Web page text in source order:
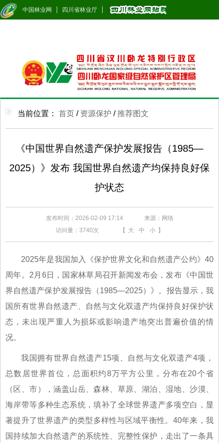
中国林业网 四川省林业厅
当前位置： 首页 / 资源保护 /推荐图文
《中国世界自然遗产保护发展报告（1985—
2025）》发布 我国世界自然遗产均保持良好保
护状态
发布时间：2026-02-09 17:14
来源：网络
访问量： 3740次 【 大 中 小 】
2025年是我国加入《保护世界文化和自然遗产公约》40
周年。2月6日，国家林草局召开新闻发布会，发布《中国世
界自然遗产保护发展报告（1985—2025）》。报告显示，我
国所有世界自然遗产、自然与文化双遗产均保持良好保护状
态，未出现严重人为损坏或影响遗产地突出普遍价值的情
况。
我国拥有世界自然遗产15项、自然与文化双遗产4项，
总数居世界首位，总面积约8万平方公里，分布在20个省
（区、市），涵盖山岳、森林、草原、湖泊、湿地、沙漠、
海岸带等多种生态系统，填补了全球世界遗产多项空白，显
著提升了世界遗产的类型多样性与区域平衡性。40年来，我
国持续加大自然遗产的系统性、完整性保护，走出了一条具